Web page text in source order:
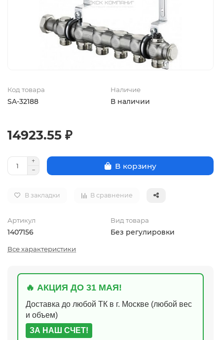
Код товара
SA-32188
Наличие
В наличии
14923.55 ₽
В корзину
В закладки В сравнение
Артикул
1407156
Вид товара
Без регулировки
Все характеристики
🔥 АКЦИЯ ДО 31 МАЯ!
Доставка до любой ТК в г. Москве (любой вес
и объем)
ЗА НАШ СЧЕТ!